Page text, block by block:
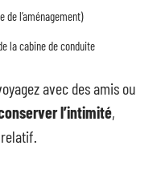
l’aménagement)
la cabine de conduite
avec des amis ou
l’intimité,